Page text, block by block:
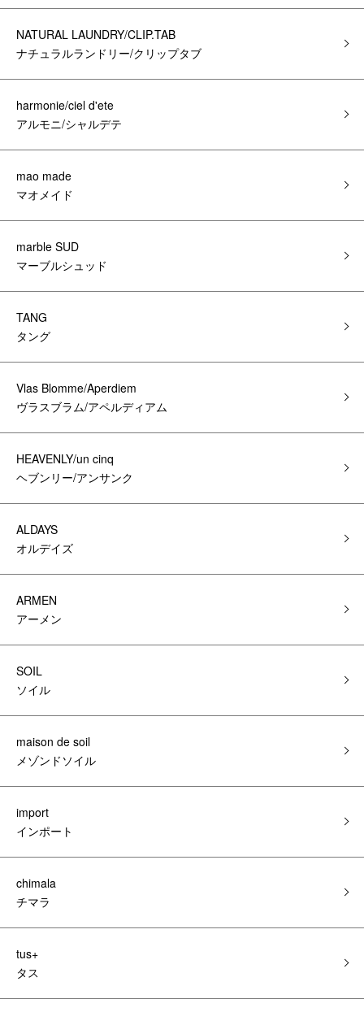
NATURAL LAUNDRY/CLIP.TAB
ナチュラルランドリー/クリップタブ
harmonie/ciel d'ete
アルモニ/シャルデテ
mao made
マオメイド
marble SUD
マーブルシュッド
TANG
タング
Vlas Blomme/Aperdiem
ヴラスブラム/アペルディアム
HEAVENLY/un cinq
ヘブンリー/アンサンク
ALDAYS
オルデイズ
ARMEN
アーメン
SOIL
ソイル
maison de soil
メゾンドソイル
import
インポート
chimala
チマラ
tus+
タス